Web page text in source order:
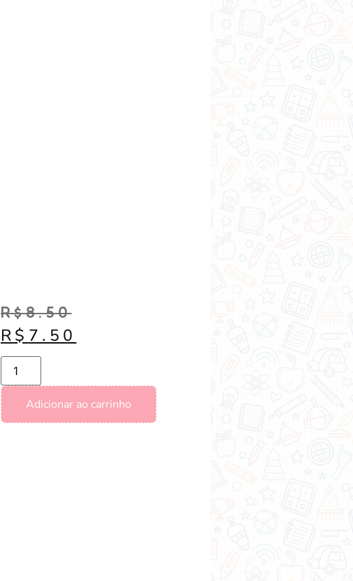
R$8.50
R$ 7.50
Adicionar ao carrinho